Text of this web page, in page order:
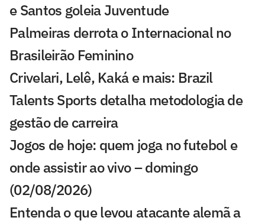
e Santos goleia Juventude
Palmeiras derrota o Internacional no
Brasileirão Feminino
Crivelari, Lelê, Kaká e mais: Brazil
Talents Sports detalha metodologia de
gestão de carreira
Jogos de hoje: quem joga no futebol e
onde assistir ao vivo – domingo
(02/08/2026)
Entenda o que levou atacante alemã a